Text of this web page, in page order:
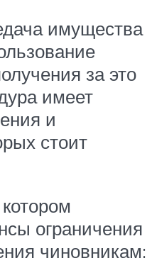
имущества
за это
имеет
и
стоит
ограничения
чиновникам: